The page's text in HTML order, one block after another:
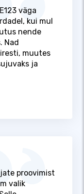
väga
kui mul
nende
Nad
muutes
ja
proovimist
valik